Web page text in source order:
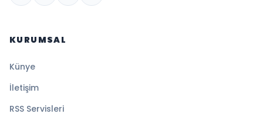
KURUMSAL
Künye
İletişim
RSS Servisleri